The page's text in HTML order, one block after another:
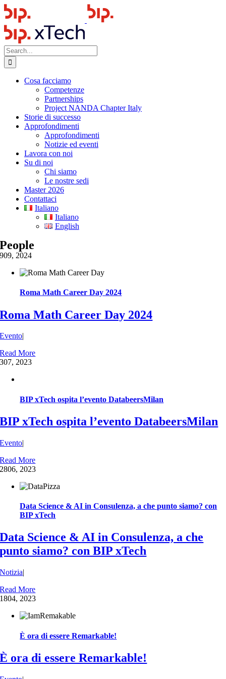
Skip
to
content
Search
for:
Cosa facciamo
Competenze
Partnerships
Project NANDA Chapter Italy
Storie di successo
Approfondimenti
Approfondimenti
Notizie ed eventi
Lavora con noi
Su di noi
Chi siamo
Le nostre sedi
Master 2026
Contattaci
Italiano
Italiano
English
People
909, 2024
Roma Math Career Day 2024
Roma Math Career Day 2024
Evento|
Read More
307, 2023
BIP xTech ospita l’evento DatabeersMilan
BIP xTech ospita l’evento DatabeersMilan
Evento|
Read More
2806, 2023
Data Science & AI in Consulenza, a che punto siamo? con
BIP xTech
Data Science & AI in Consulenza, a che
punto siamo? con BIP xTech
Notizia|
Read More
1804, 2023
È ora di essere Remarkable!
È ora di essere Remarkable!